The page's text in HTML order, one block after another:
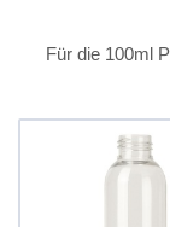
Für die 100ml